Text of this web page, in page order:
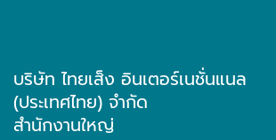
บริษัท ไทยเส็ง อินเตอร์เนชั่นแนล
(ประเทศไทย) จำกัด
สำนักงานใหญ่